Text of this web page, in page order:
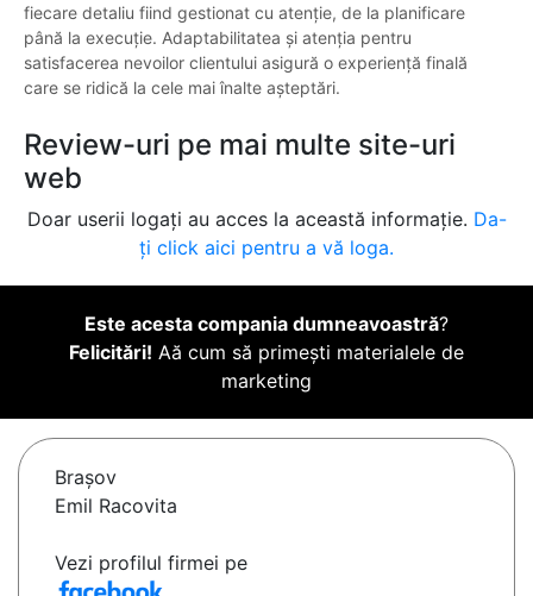
fiecare detaliu fiind gestionat cu atenție, de la planificare
până la execuție. Adaptabilitatea și atenția pentru
satisfacerea nevoilor clientului asigură o experiență finală
care se ridică la cele mai înalte așteptări.
Review-uri pe mai multe site-uri
web
Doar userii logați au acces la această informație. Da-
ți click aici pentru a vă loga.
Este acesta compania dumneavoastră?
Felicitări! Aă cum să primești materialele de
marketing
Braşov
Emil Racovita
Vezi profilul firmei pe